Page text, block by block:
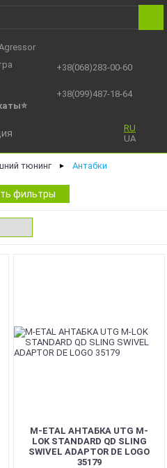
⭐
+38(068)283-00-60
+38(099)487-18-64
RU
UA
тюнинг ► Антабки
фильтры
M-ETAL АНТАБКА UTG M-
LOK STANDARD QD SLING
SWIVEL ADAPTOR DE LOGO
35179